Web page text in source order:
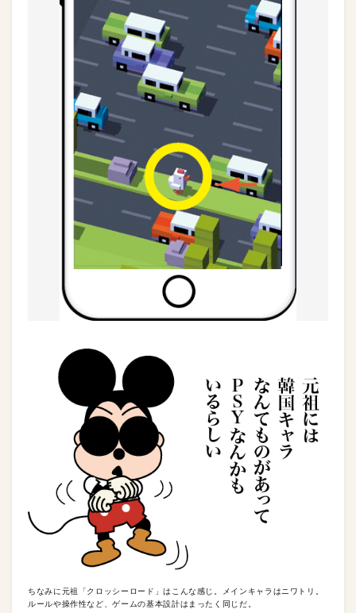
ちなみに元祖「クロッシーロード」はこんな感じ。メインキャラはニワトリ。
ルールや操作性など、ゲームの基本設計はまったく同じだ。